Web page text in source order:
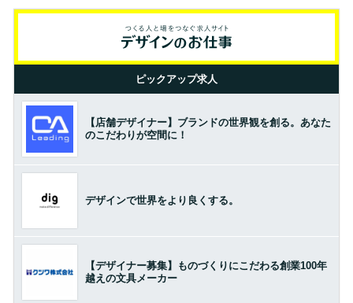
ピックアップ求人
【店舗デザイナー】ブランドの世界観を創る。あなた
のこだわりが空間に！
デザインで世界をより良くする。
【デザイナー募集】ものづくりにこだわる創業100年
越えの文具メーカー